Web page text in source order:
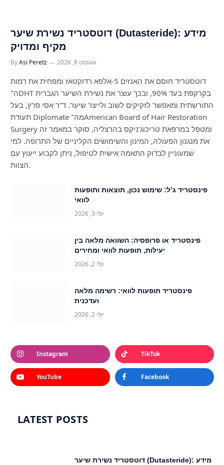
דוטסטריד נשירת שיער (Dutasteride): מידע
מקיף ומדויק
ByAsi Peretz אוגוסט 8, 2026
דוטסטריד חוסם את האנזים 5-אלפא רדוקטאז ומפחית את רמות
ה־DHT בקרקפת בעד 90%, ובכך עוצר את נשירת השיער הגברית
התורשתית ומאפשר לזקיקים לשוב ולייצר שיער. ד”ר אסי פרץ, בעל
תעודת Diplomate מה־American Board of Hair Restoration
Surgery ומטפל במרפאת טריכוג’ניקס בהרצליה, סוקר במאמר זה
את מנגנון הפעולה, המינון והשימושים הקליניים של התרופה. למי
שמעוניין לבדוק התאמה אישית לטיפול, ניתן לקבוע ייעוץ עם
הצוות.
פינסטריד ג’ל: שימוש נכון, תוצאות ותופעות
לוואי
יולי 3, 2026
פינסטריד או פרופסיה: השוואה מלאה בין
יעילות, תופעות לוואי ומחירים
יולי 2, 2026
פינסטריד תופעות לוואי: רשימה מלאה
ועדכנית
יולי 2, 2026
Instagram TikTok
YouTube Facebook
LATEST POSTS
דוטסטריד נשירת שיער (Dutasteride): מידע